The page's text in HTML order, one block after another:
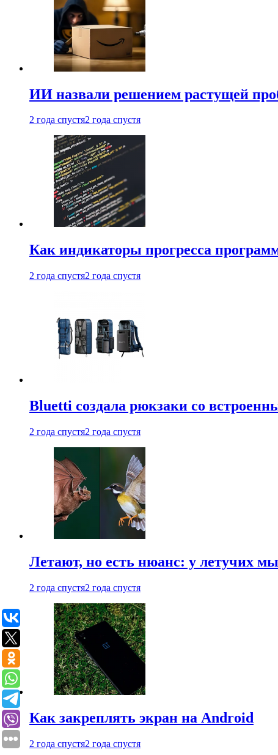
ИИ назвали решением растущей
2 года спустя2 года спустя
Как индикаторы прогресса
2 года спустя2 года спустя
Bluetti создала рюкзаки со
2 года спустя2 года спустя
Летают, но есть нюанс: у летучих
2 года спустя2 года спустя
Как закреплять экран на Android
2 года спустя2 года спустя